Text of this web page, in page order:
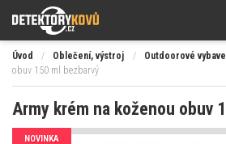
Úvod / Oblečení, výstroj / Outdoorové
obuv 150 ml bezbarvý
Army krém na koženou obuv
NOVINKA